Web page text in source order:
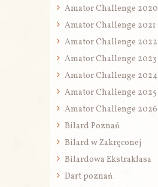
Amator Challenge 2020
Amator Challenge 2021
Amator Challenge 2022
Amator Challenge 2023
Amator Challenge 2024
Amator Challenge 2025
Amator Challenge 2026
Bilard Poznań
Bilard w Zakręconej
Bilardowa Ekstraklasa
Dart poznań